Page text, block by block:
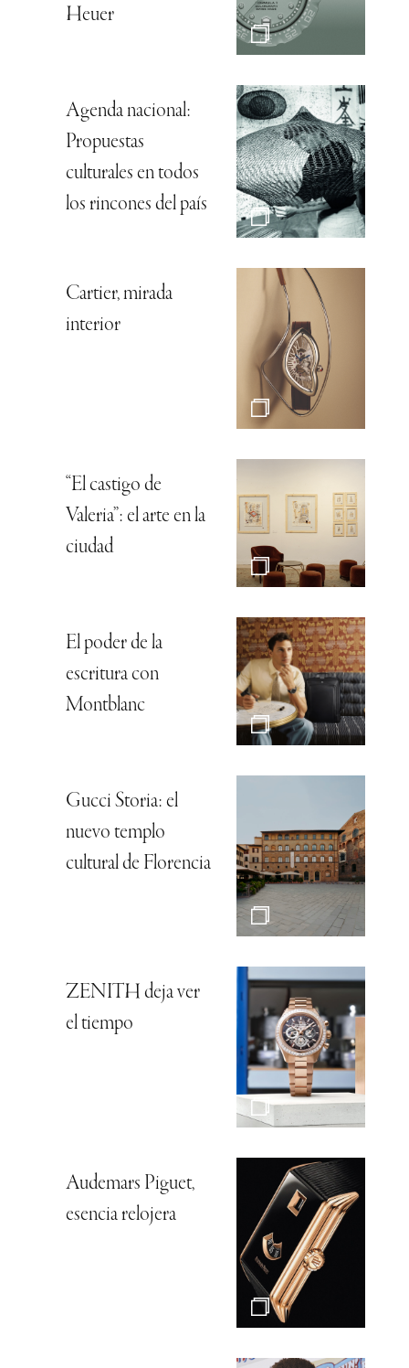
Heuer
Agenda nacional:
Propuestas
culturales en todos
los rincones del país
Cartier, mirada
interior
“El castigo de
Valeria”: el arte en la
ciudad
El poder de la
escritura con
Montblanc
Gucci Storia: el
nuevo templo
cultural de Florencia
ZENITH deja ver
el tiempo
Audemars Piguet,
esencia relojera